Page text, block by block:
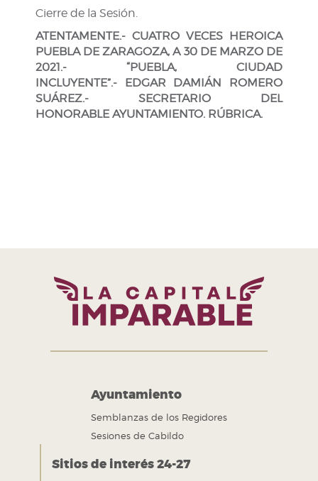
Cierre de la Sesión.
ATENTAMENTE.- CUATRO VECES HEROICA
PUEBLA DE ZARAGOZA, A 30 DE MARZO DE
2021.- “PUEBLA, CIUDAD
INCLUYENTE”.- EDGAR DAMIÁN ROMERO
SUÁREZ.- SECRETARIO DEL
HONORABLE AYUNTAMIENTO. RÚBRICA.
Ayuntamiento
Semblanzas de los Regidores
Sesiones de Cabildo
Sitios de interés 24-27